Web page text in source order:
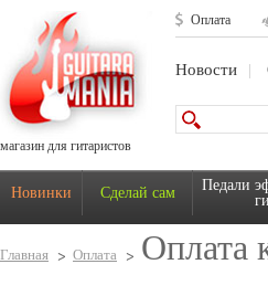
магазин для гитаристов
Оплата
Новости
Новинки Сделай сам
Педали
Главная Оплата Оплата